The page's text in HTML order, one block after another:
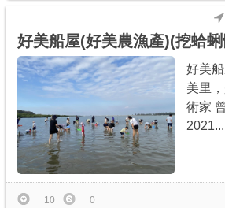
好美船屋(好美農漁產)(挖蛤
好美
美里
術家
2021...
10 0